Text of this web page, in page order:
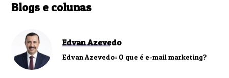
Blogs e colunas
Edvan Azevedo
Edvan Azevedo: O que é e-mail marketing?